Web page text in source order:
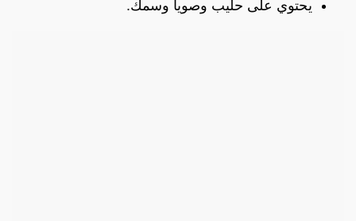
يحتوي على حليب وصويا وسمك.